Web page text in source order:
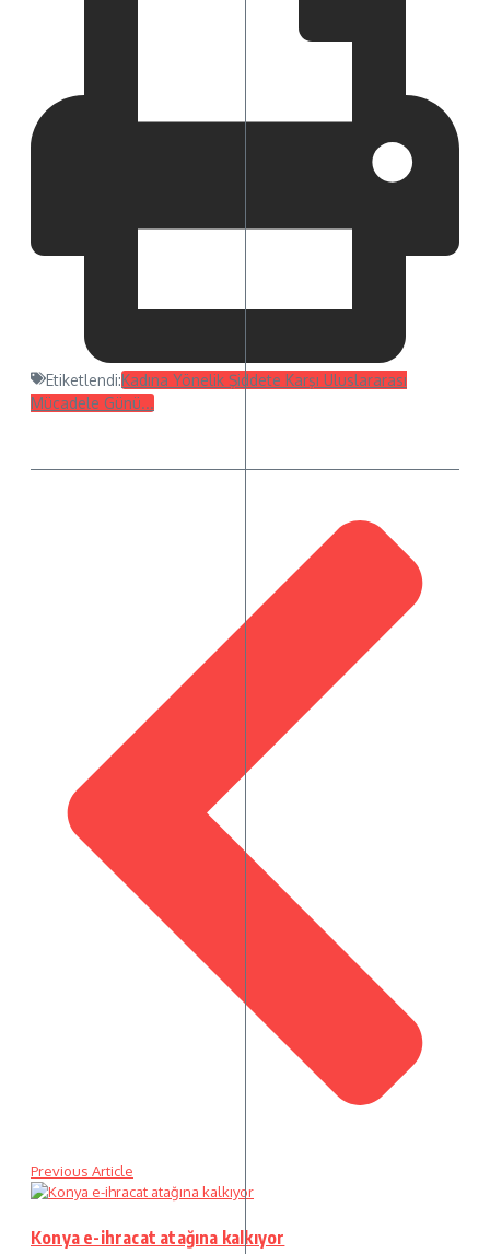
Etiketlendi:Kadına Yönelik Şiddete Karşı Uluslararası
Mücadele Günü...
Previous Article
Konya e-ihracat atağına kalkıyor